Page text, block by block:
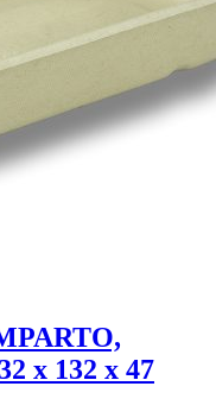
x 132 x 47